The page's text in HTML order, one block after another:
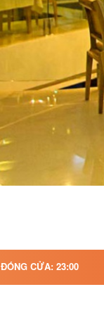
ĐÓNG CỬA: 23:00